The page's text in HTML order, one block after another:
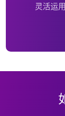
灵活运